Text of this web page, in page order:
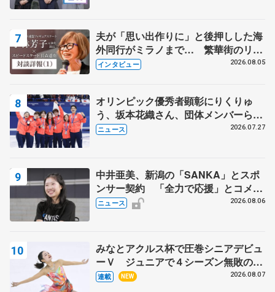
夫が「思い出作りに」と後押しした海
外同行がミラノまで… 繁華街のリン
クでは不良のお兄さんも味方に 小林
インタビュー 2026.08.05
オリンピック優秀者顕彰にりくりゅ
う、坂本花織さん、団体メンバーら
8月7日に文科省が表彰式、ブルーノ・
ニュース 2026.07.27
中井亜美、新潟の「SANKA」とスポ
ンサー契約 「全力で応援」とコメン
ト
ニュース 2026.08.06
みなとアクルス杯で圧巻シニアデビュ
ーＶ ジュニアで４シーズン無敗の島
田麻央
連載 NEW 2026.08.07